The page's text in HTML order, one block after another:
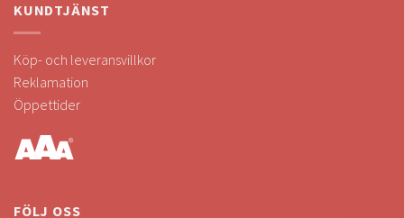
KUNDTJÄNST
Köp- och leveransvillkor
Reklamation
Öppettider
FÖLJ OSS